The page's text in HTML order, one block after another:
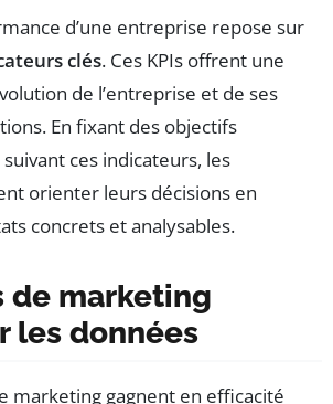
d’une entreprise repose sur
clés. Ces KPIs offrent une
de l’entreprise et de ses
En fixant des objectifs
ces indicateurs, les
orienter leurs décisions en
concrets et analysables.
de marketing
les données
marketing gagnent en efficacité